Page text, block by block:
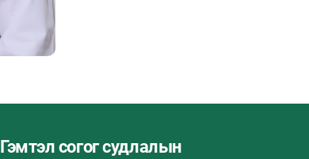
Гэмтэл согог судлалын